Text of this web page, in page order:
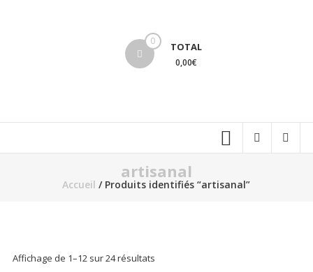
lucinevintage 0 TOTAL
0,00€
artisanal
Accueil / Produits identifiés “artisanal”
Affichage de 1–12 sur 24 résultatsTrié